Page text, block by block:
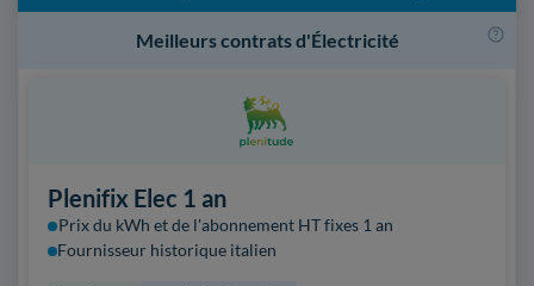
Plenifix Elec 1 an
Prix du kWh et de l'abonnement HT fixes 1 an
Fournisseur historique italien
Meilleurs contrats d'Électricité